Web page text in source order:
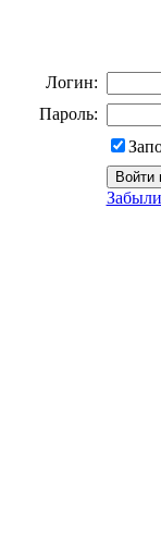
Логин:
Пароль: